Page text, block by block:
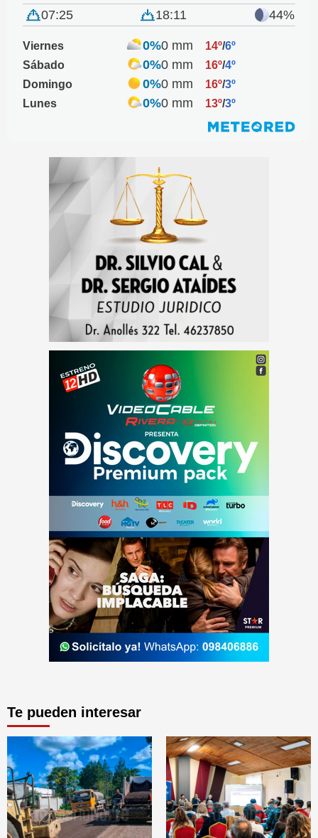
07:25 18:11 44%
Viernes 0%0 mm 14º/6º
Sábado
0%0 mm 16º/4º
Domingo
0%0 mm 16º/3º
Lunes
0%0 mm 13º/3º
Te pueden interesar